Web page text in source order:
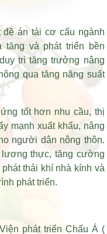
án tái cơ cấu ngành
tăng và phát triển bền
trì tăng trưởng nâng
qua tăng năng suất
tốt hơn nhu cầu, thị
mạnh xuất khẩu, nâng
người dân nông thôn.
thực, tăng cường
thải khí nhà kính và
phát triển.
phát triển Chấu Á (